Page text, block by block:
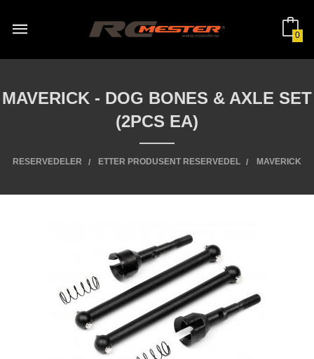
innholdet
0
MAVERICK - DOG BONES & AXLE SET
(2PCS EA)
RESERVEDELER ETTER PRODUSENT RESERVEDEL MAVERICK